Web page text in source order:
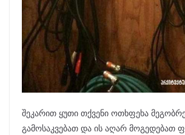
შეკარით ყუთი თქვენი ოთხფეხა
გამოსაკვებათ და ის აღარ მოგედებათ